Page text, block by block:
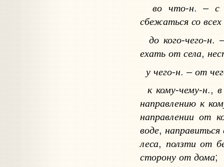
во что-н. – с
сбежаться со всех
до кого-чего-н.
ехать от села,
у чего-н. – от
к кому-чему-н.,в
направлению к
направлении от
воде, направиться
леса, ползти от
сторону от дома;